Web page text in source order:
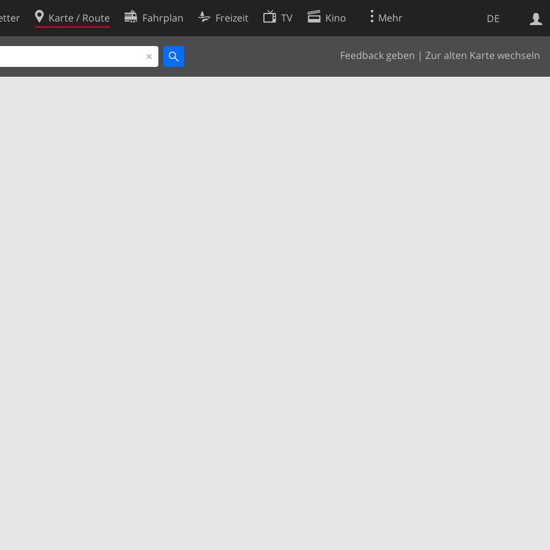
DE
Karte / Route Fahrplan Freizeit TV Kino Mehr
Feedback geben | Zur alten Karte wechseln
Websuche
Cookie-Richtlinie
Cookie-Einstellungen